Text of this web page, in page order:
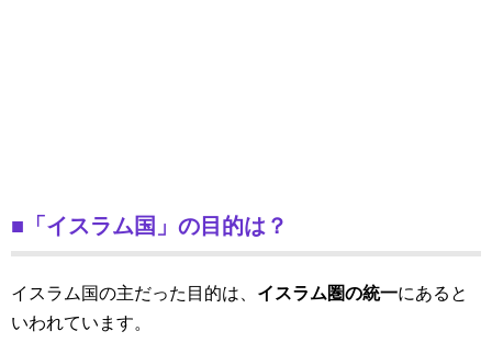
■「イスラム国」の目的は？
イスラム国の主だった目的は、 イスラム圏の統一にあると
いわれています。